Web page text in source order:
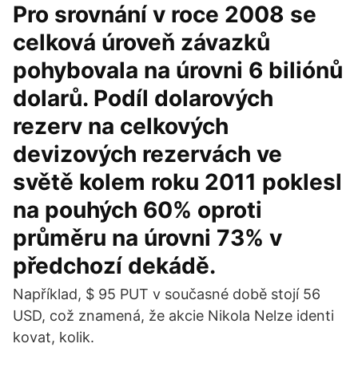
Pro srovnání v roce 2008 se
celková úroveň závazků
pohybovala na úrovni 6 biliónů
dolarů. Podíl dolarových
rezerv na celkových
devizových rezervách ve
světě kolem roku 2011 poklesl
na pouhých 60% oproti
průměru na úrovni 73% v
předchozí dekádě.
Například, $ 95 PUT v současné době stojí 56
USD, což znamená, že akcie Nikola Nelze identi
kovat, kolik.